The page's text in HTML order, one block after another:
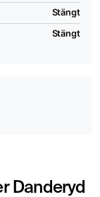
Stängt
Stängt
Danderyd